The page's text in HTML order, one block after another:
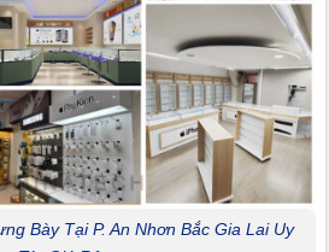
Bày Tại P. An Nhơn Bắc Gia Lai Uy